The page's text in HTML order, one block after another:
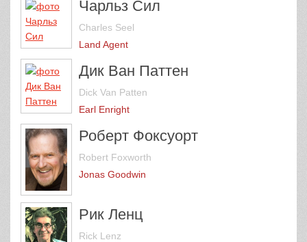
Чарльз Сил
Charles Seel
Land Agent
Дик Ван Паттен
Dick Van Patten
Earl Enright
Роберт Фоксуорт
Robert Foxworth
Jonas Goodwin
Рик Ленц
Rick Lenz